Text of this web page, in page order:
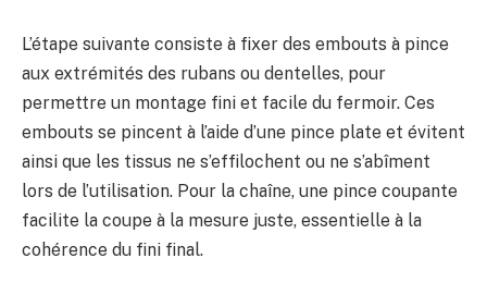
L’étape suivante consiste à fixer des embouts à pince
aux extrémités des rubans ou dentelles, pour
permettre un montage fini et facile du fermoir. Ces
embouts se pincent à l’aide d’une pince plate et évitent
ainsi que les tissus ne s’effilochent ou ne s’abîment
lors de l’utilisation. Pour la chaîne, une pince coupante
facilite la coupe à la mesure juste, essentielle à la
cohérence du fini final.